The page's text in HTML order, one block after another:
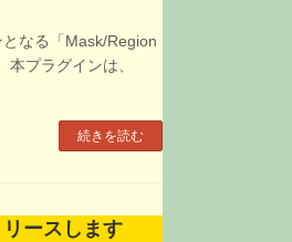
なる「Mask/Region
プラグインは、
続きを読む
ースします